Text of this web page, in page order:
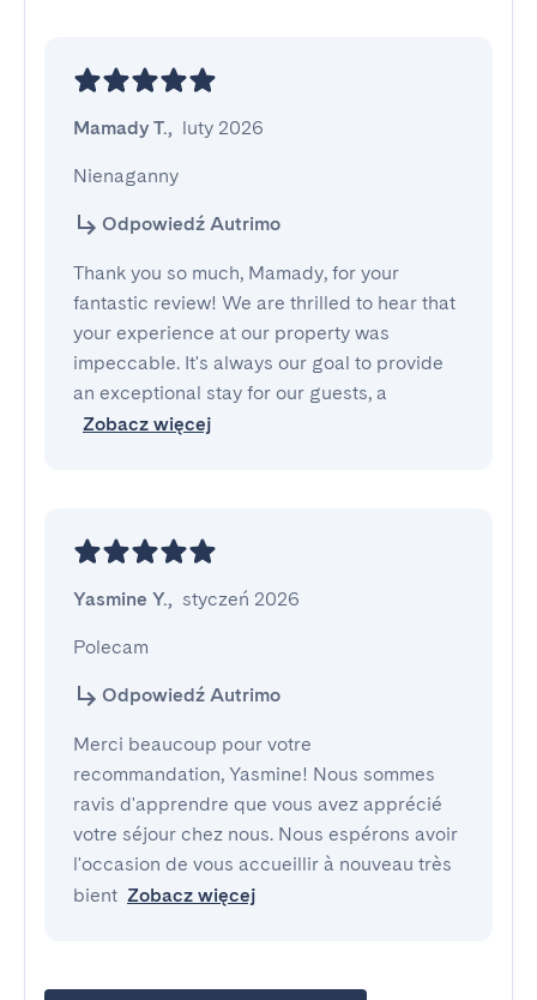
Mamady T., luty 2026
Nienaganny
Odpowiedź Autrimo
Thank you so much, Mamady, for your
fantastic review! We are thrilled to hear that
your experience at our property was
impeccable. It's always our goal to provide
an exceptional stay for our guests, a
Zobacz więcej
Yasmine Y., styczeń 2026
Polecam
Odpowiedź Autrimo
Merci beaucoup pour votre
recommandation, Yasmine! Nous sommes
ravis d'apprendre que vous avez apprécié
votre séjour chez nous. Nous espérons avoir
l'occasion de vous accueillir à nouveau très
bient Zobacz więcej